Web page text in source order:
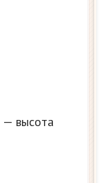
— высота